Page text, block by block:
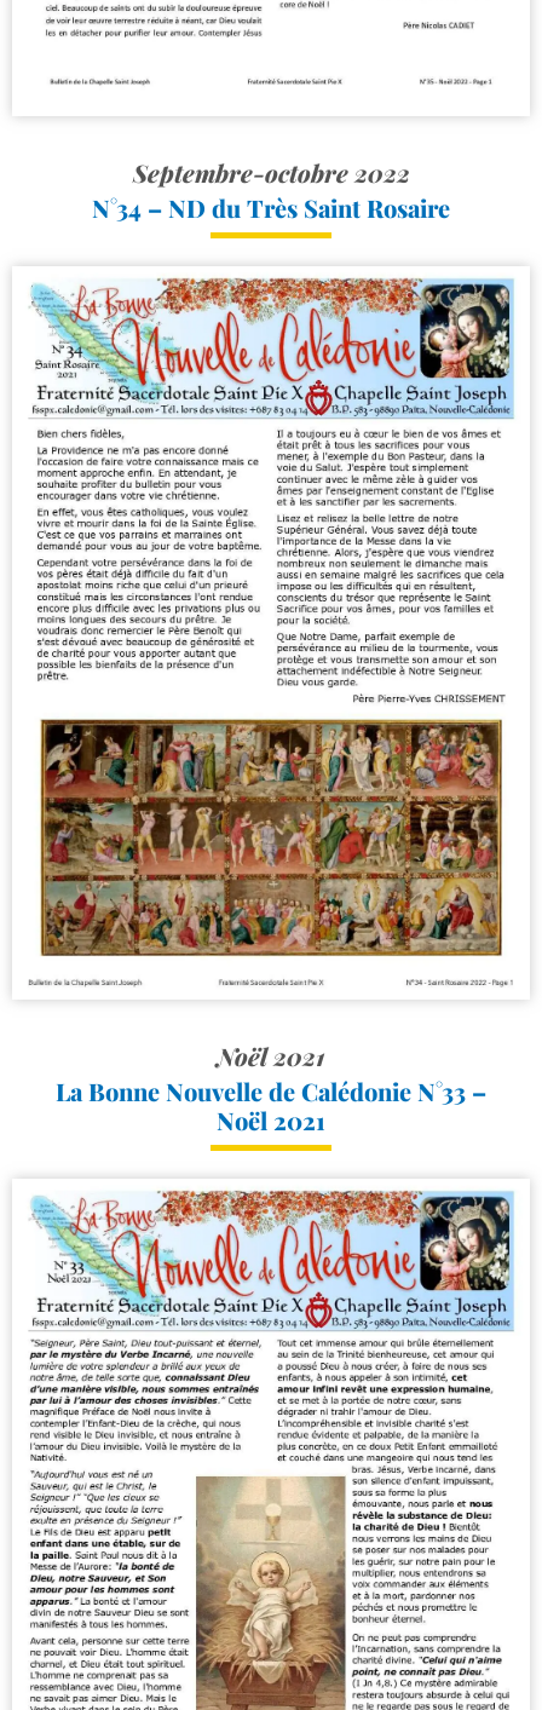
Septembre-octobre 2022
N°34 – ND du Très Saint Rosaire
Noël 2021
La Bonne Nouvelle de Calédonie N°33 –
Noël 2021